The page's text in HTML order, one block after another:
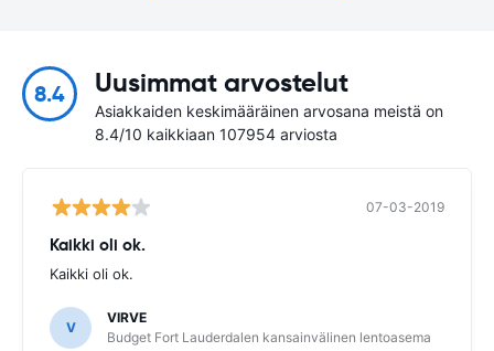
8.4 Uusimmat arvostelut
Asiakkaiden keskimääräinen arvosana meistä on
8.4/10 kaikkiaan 107954 arviosta
07-03-2019
Kaikki oli ok.
Kaikki oli ok.
V
VIRVE
Budget Fort Lauderdalen kansainvälinen lentoasema